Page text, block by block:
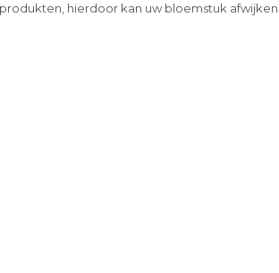
hierdoor kan uw bloemstuk